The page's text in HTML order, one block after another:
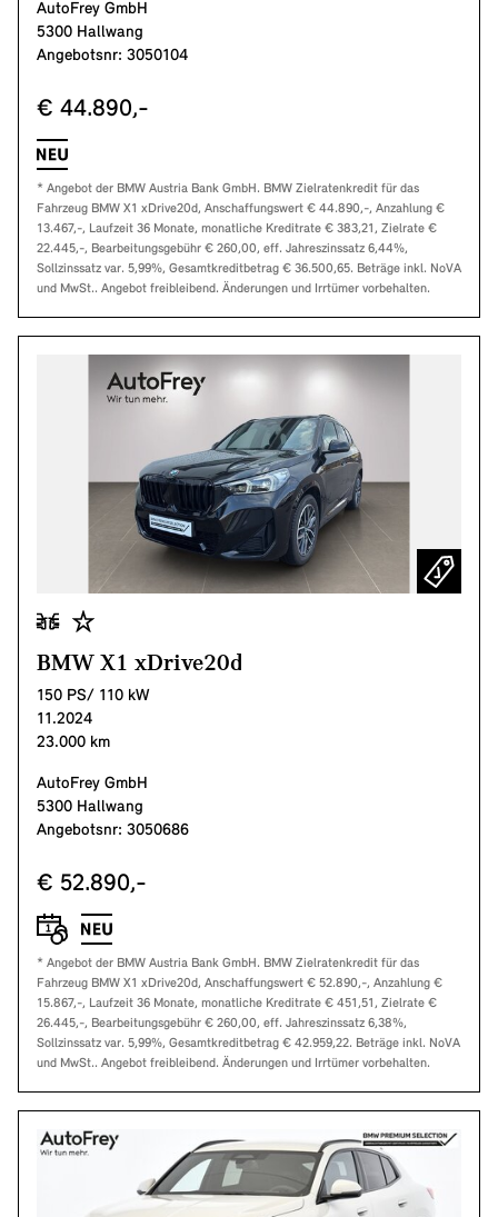
AutoFrey GmbH
5300 Hallwang
Angebotsnr: 3050104
€ 44.890,-
* Angebot der BMW Austria Bank GmbH. BMW Zielratenkredit für das
Fahrzeug BMW X1 xDrive20d, Anschaffungswert € 44.890,-, Anzahlung €
13.467,-, Laufzeit 36 Monate, monatliche Kreditrate € 383,21, Zielrate €
22.445,-, Bearbeitungsgebühr € 260,00, eff. Jahreszinssatz 6,44%,
Sollzinssatz var. 5,99%, Gesamtkreditbetrag € 36.500,65. Beträge inkl. NoVA
und MwSt.. Angebot freibleibend. Änderungen und Irrtümer vorbehalten.
BMW X1 xDrive20d
150 PS/ 110 kW
11.2024
23.000 km
AutoFrey GmbH
5300 Hallwang
Angebotsnr: 3050686
€ 52.890,-
* Angebot der BMW Austria Bank GmbH. BMW Zielratenkredit für das
Fahrzeug BMW X1 xDrive20d, Anschaffungswert € 52.890,-, Anzahlung €
15.867,-, Laufzeit 36 Monate, monatliche Kreditrate € 451,51, Zielrate €
26.445,-, Bearbeitungsgebühr € 260,00, eff. Jahreszinssatz 6,38%,
Sollzinssatz var. 5,99%, Gesamtkreditbetrag € 42.959,22. Beträge inkl. NoVA
und MwSt.. Angebot freibleibend. Änderungen und Irrtümer vorbehalten.